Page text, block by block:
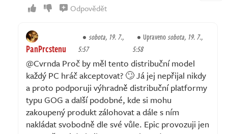
Odpovědět
PanPrcstenu
sobota, 19. 7.,
5:57
Upravenosobota, 19. 7.,
5:58
@Cvrnda Proč by měl tento distribuční model
každý PC hráč akceptovat? 🙄 Já jej nepřijal nikdy
a proto podporuji výhradně distribuční platformy
typu GOG a další podobné, kde si mohu
zakoupený produkt zálohovat a dále s ním
nakládat svobodně dle své vůle. Epic provozuji jen